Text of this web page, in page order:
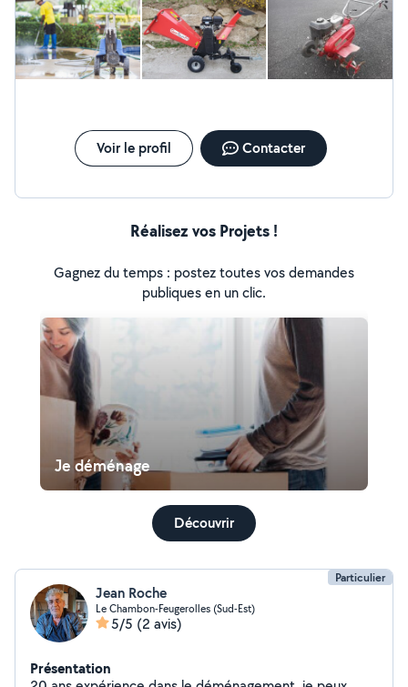
Voir le profil Contacter
Réalisez vos Projets !
Gagnez du temps : postez toutes vos demandes
publiques en un clic.
Je déménage
Découvrir
Particulier
Jean Roche
Le Chambon-Feugerolles (Sud-Est)
5/5 (2 avis)
Présentation